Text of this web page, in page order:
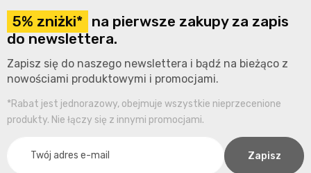
5% zniżki* na pierwsze zakupy za zapis
do newslettera.
Zapisz się do naszego newslettera i bądź na bieżąco z
nowościami produktowymi i promocjami.
*Rabat jest jednorazowy, obejmuje wszystkie nieprzecenione
produkty. Nie łączy się z innymi promocjami.